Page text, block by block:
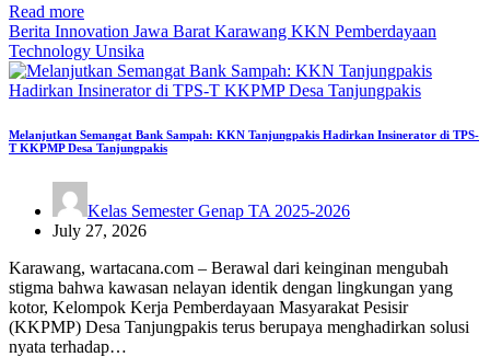
Read more
Berita Innovation Jawa Barat Karawang KKN Pemberdayaan
Technology Unsika
Melanjutkan Semangat Bank Sampah: KKN Tanjungpakis Hadirkan Insinerator di TPS-
T KKPMP Desa Tanjungpakis
Kelas Semester Genap TA 2025-2026
July 27, 2026
Karawang, wartacana.com – Berawal dari keinginan mengubah
stigma bahwa kawasan nelayan identik dengan lingkungan yang
kotor, Kelompok Kerja Pemberdayaan Masyarakat Pesisir
(KKPMP) Desa Tanjungpakis terus berupaya menghadirkan solusi
nyata terhadap…